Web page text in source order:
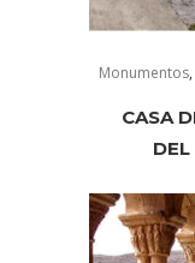
Monumentos,
CASA